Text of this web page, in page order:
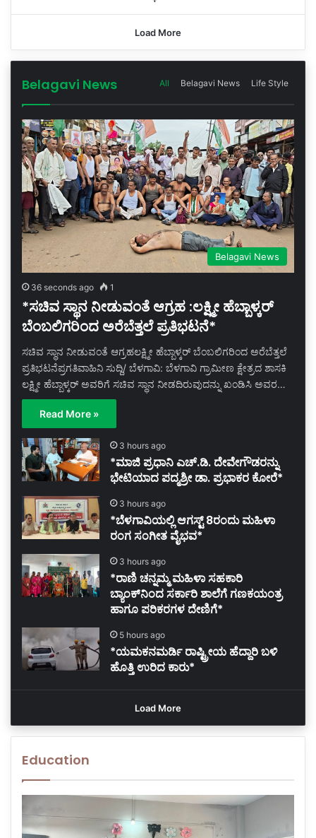
Load More
Belagavi News All Belagavi News Life Style
Belagavi News
36 seconds ago 1
*ಸಚಿವ ಸ್ಥಾನ ನೀಡುವಂತೆ ಆಗ್ರಹ :ಲಕ್ಷ್ಮೀ ಹೆಬ್ಬಾಳ್ಕರ್
ಬೆಂಬಲಿಗರಿಂದ ಅರೆಬೆತ್ತಲೆ ಪ್ರತಿಭಟನೆ*
ಸಚಿವ ಸ್ಥಾನ ನೀಡುವಂತೆ ಆಗ್ರಹಲಕ್ಷ್ಮೀ ಹೆಬ್ಬಾಳ್ಕರ್ ಬೆಂಬಲಿಗರಿಂದ ಅರೆಬೆತ್ತಲೆ
ಪ್ರತಿಭಟನೆಪ್ರಗತಿವಾಹಿನಿ ಸುದ್ದಿ/ ಬೆಳಗಾವಿ: ಬೆಳಗಾವಿ ಗ್ರಾಮೀಣ ಕ್ಷೇತ್ರದ ಶಾಸಕಿ
ಲಕ್ಷ್ಮೀ ಹೆಬ್ಬಾಳ್ಕರ್ ಅವರಿಗೆ ಸಚಿವ ಸ್ಥಾನ ನೀಡದಿರುವುದನ್ನು ಖಂಡಿಸಿ ಅವರ…
Read More »
3 hours ago
*ಮಾಜಿ ಪ್ರಧಾನಿ ಎಚ್.ಡಿ. ದೇವೇಗೌಡರನ್ನು
ಭೇಟಿಯಾದ ಪದ್ಮಶ್ರೀ ಡಾ. ಪ್ರಭಾಕರ ಕೋರೆ*
3 hours ago
*ಬೆಳಗಾವಿಯಲ್ಲಿ ಆಗಸ್ಟ್ 8ರಂದು ಮಹಿಳಾ
ರಂಗ ಸಂಗೀತ ವೈಭವ*
3 hours ago
*ರಾಣಿ ಚನ್ನಮ್ಮ ಮಹಿಳಾ ಸಹಕಾರಿ
ಬ್ಯಾಂಕ್‌ನಿಂದ ಸರ್ಕಾರಿ ಶಾಲೆಗೆ ಗಣಕಯಂತ್ರ
ಹಾಗೂ ಪರಿಕರಗಳ ದೇಣಿಗೆ*
5 hours ago
*ಯಮಕನಮರ್ಡಿ ರಾಷ್ಟ್ರೀಯ ಹೆದ್ದಾರಿ ಬಳಿ
ಹೊತ್ತಿ ಉರಿದ ಕಾರು*
Load More
Education